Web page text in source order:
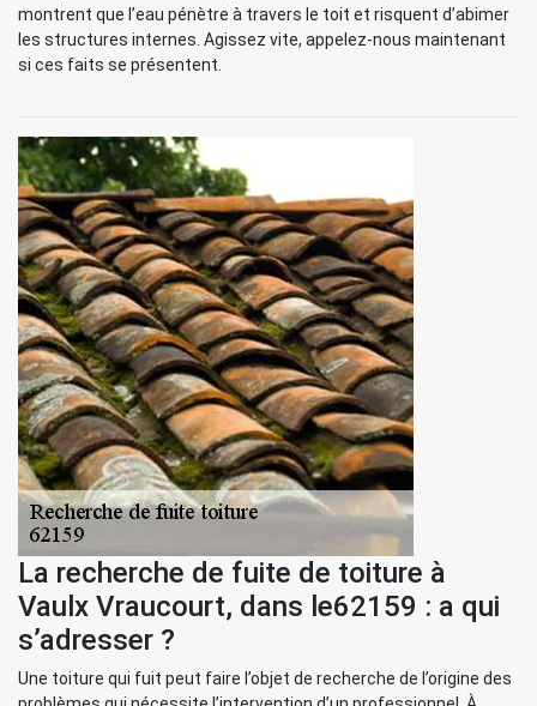
montrent que l’eau pénètre à travers le toit et risquent d’abimer
les structures internes. Agissez vite, appelez-nous maintenant
si ces faits se présentent.
La recherche de fuite de toiture à
Vaulx Vraucourt, dans le62159 : a qui
s’adresser ?
Une toiture qui fuit peut faire l’objet de recherche de l’origine des